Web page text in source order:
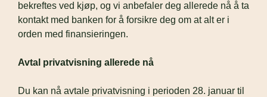
bekreftes ved kjøp, og vi anbefaler deg allerede nå å ta
kontakt med banken for å forsikre deg om at alt er i
orden med finansieringen.
Avtal privatvisning allerede nå
Du kan nå avtale privatvisning i perioden 28. januar til